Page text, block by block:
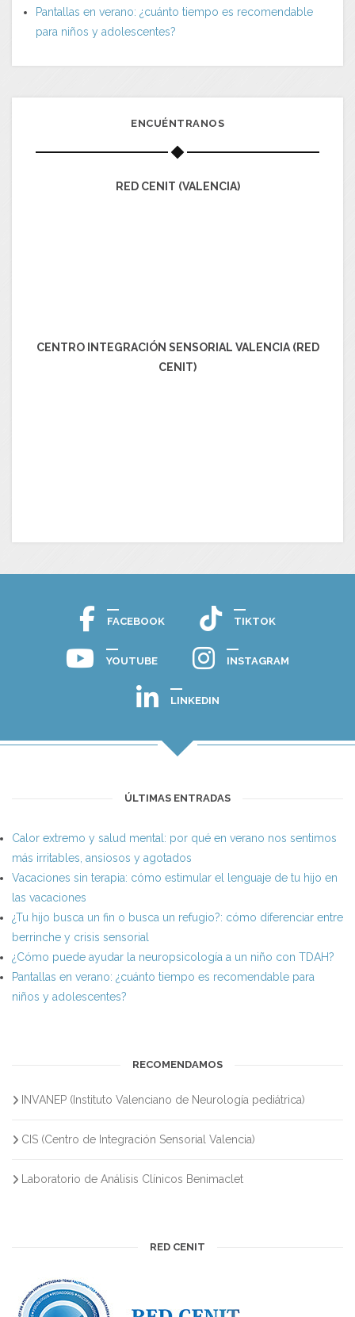
Pantallas en verano: ¿cuánto tiempo es recomendable
para niños y adolescentes?
ENCUÉNTRANOS
RED CENIT (VALENCIA)
CENTRO INTEGRACIÓN SENSORIAL VALENCIA (RED
CENIT)
FACEBOOK TIKTOK
YOUTUBE INSTAGRAM
LINKEDIN
ÚLTIMAS ENTRADAS
Calor extremo y salud mental: por qué en verano nos sentimos
más irritables, ansiosos y agotados
Vacaciones sin terapia: cómo estimular el lenguaje de tu hijo en
las vacaciones
¿Tu hijo busca un fin o busca un refugio?: cómo diferenciar entre
berrinche y crisis sensorial
¿Cómo puede ayudar la neuropsicología a un niño con TDAH?
Pantallas en verano: ¿cuánto tiempo es recomendable para
niños y adolescentes?
RECOMENDAMOS
INVANEP (Instituto Valenciano de Neurología pediátrica)
CIS (Centro de Integración Sensorial Valencia)
Laboratorio de Análisis Clínicos Benimaclet
RED CENIT